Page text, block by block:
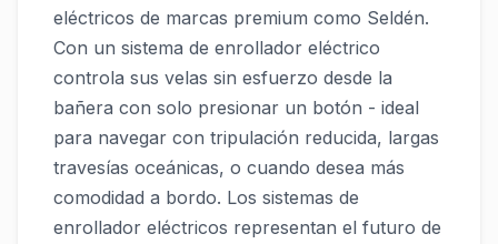
eléctricos de marcas premium como Seldén.
Con un sistema de enrollador eléctrico
controla sus velas sin esfuerzo desde la
bañera con solo presionar un botón - ideal
para navegar con tripulación reducida, largas
travesías oceánicas, o cuando desea más
comodidad a bordo. Los sistemas de
enrollador eléctricos representan el futuro de